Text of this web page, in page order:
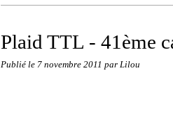
Plaid TTL - 41ème
Publié le 7 novembre 2011 par Lilou